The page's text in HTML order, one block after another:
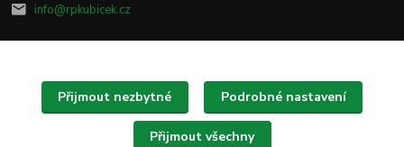
info@rpkubicek.cz
Upravit sběr cookies.
Přijmout nezbytné Podrobné nastavení
Přijmout všechny